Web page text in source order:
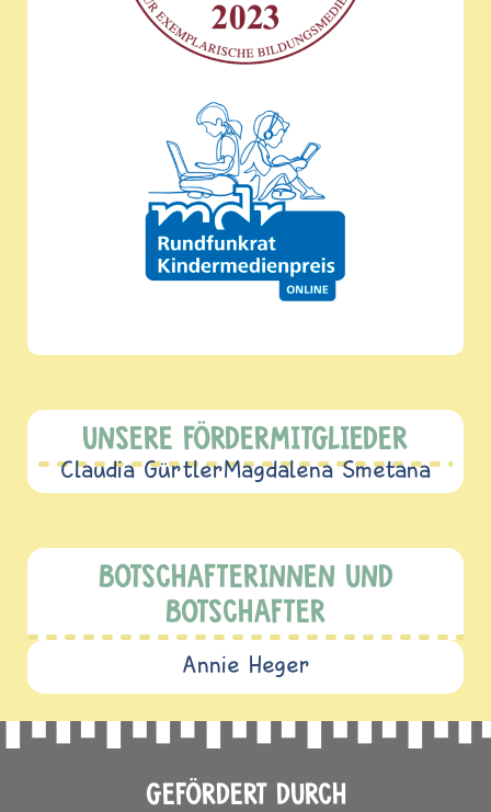
UNSERE FÖRDERMITGLIEDER
Claudia GürtlerMagdalena Smetana
BOTSCHAFTERINNEN UND
BOTSCHAFTER
Annie Heger
GEFÖRDERT DURCH